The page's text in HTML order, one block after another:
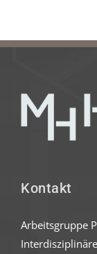
Kontakt
Arbeitsgruppe